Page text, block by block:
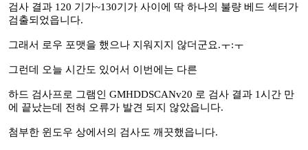
검사 결과 120 기가~130기가 사이에 딱 하나의 불량 베드 섹터가
검출되었읍니다.
그래서 로우 포맷을 했으나 지워지지 않더군요.ㅜ:ㅜ
그런데 오늘 시간도 있어서 이번에는 다른
하드 검사프로 그램인 GMHDDSCANv20 로 검사 결과 1시간 만
에 끝났는데 전혀 오류가 발견 되지 않았읍니다.
첨부한 윈도우 상에서의 검사도 깨끗했읍니다.